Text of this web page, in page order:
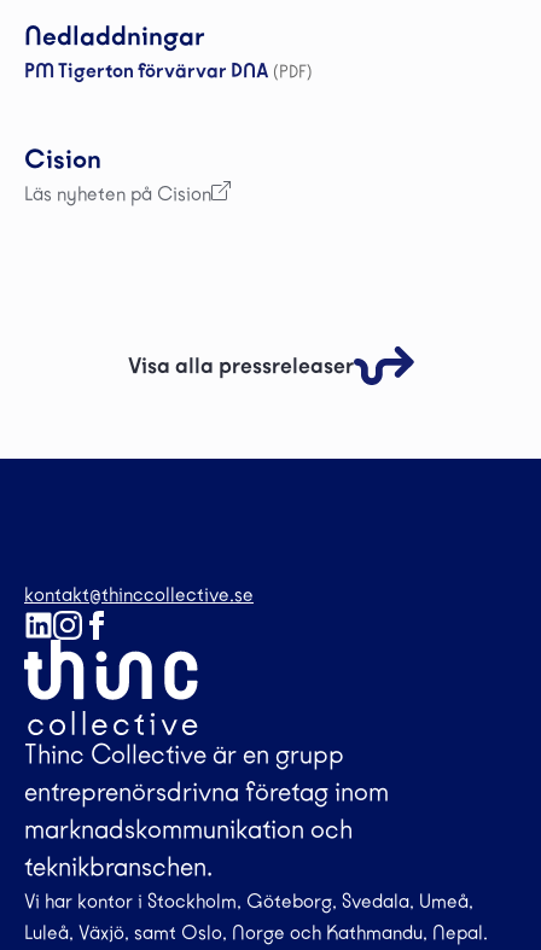
Nedladdningar
PM Tigerton förvärvar DNA (PDF)
Cision
Läs nyheten på Cision
Visa alla pressreleaser
kontakt@thinccollective.se
Thinc Collective är en grupp
entreprenörsdrivna företag inom
marknadskommunikation och
teknikbranschen.
Vi har kontor i Stockholm, Göteborg, Svedala, Umeå,
Luleå, Växjö, samt Oslo, Norge och Kathmandu, Nepal.